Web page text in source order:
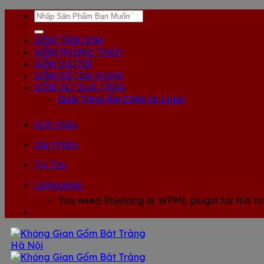
content
Tìm
GỐM TÂM LINH
GỐM PHONG THỦY
GỐM DECOR
GỐM SỨ GIA DỤNG
GỐM SỨ QUÀ TẶNG
Quà Tặng Ấm Chén In Logo
Giới thiệu
Sản Phẩm
Tin Tức
Languages
You need Polylang or WPML plugin for this